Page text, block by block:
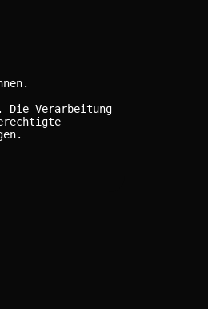
Die Verarbeitung